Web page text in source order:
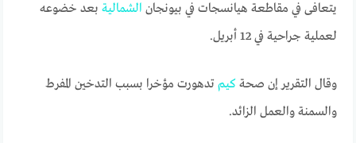
يتعافى في مقاطعة هيانسجات في بيونجان الشمالية بعد خضوعه
لعملية جراحية في 12 أبريل.
وقال التقرير إن صحةكيم تدهورت مؤخرا بسبب التدخين المفرط
والسمنة والعمل الزائد.